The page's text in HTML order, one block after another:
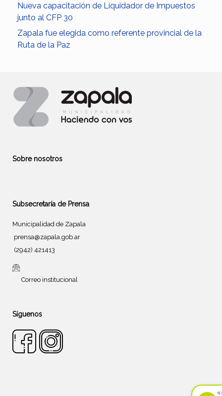
Nueva capacitación de Liquidador de Impuestos
junto al CFP 30
Zapala fue elegida como referente provincial de la
Ruta de la Paz
Sobre nosotros
Subsecretaría de Prensa
Municipalidad de Zapala
prensa@zapala.gob.ar
(2942) 421413
Correo institucional
Síguenos